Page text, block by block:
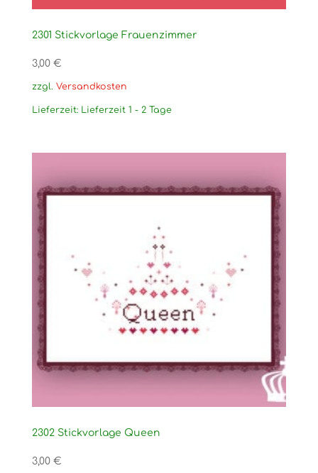
2301 Stickvorlage Frauenzimmer
3,00 €
zzgl. Versandkosten
Lieferzeit: Lieferzeit 1 - 2 Tage
2302 Stickvorlage Queen
3,00 €